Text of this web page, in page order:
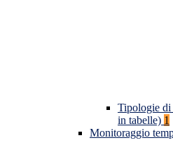
Tipologie di
in tabelle) 1
Monitoraggio